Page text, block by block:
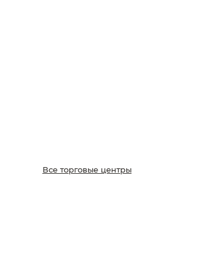
Все торговые центры